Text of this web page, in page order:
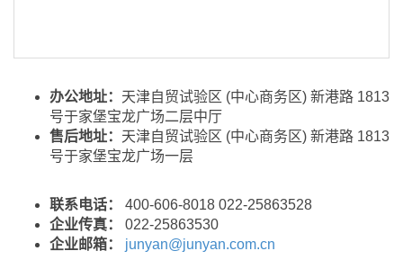
办公地址： 天津自贸试验区 (中心商务区) 新港路 1813
号于家堡宝龙广场二层中厅
售后地址： 天津自贸试验区 (中心商务区) 新港路 1813
号于家堡宝龙广场一层
联系电话：
400-606-8018 022-25863528
企业传真：
022-25863530
企业邮箱：
junyan@junyan.com.cn